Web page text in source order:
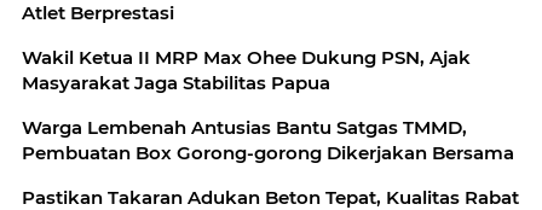
Atlet Berprestasi
Wakil Ketua II MRP Max Ohee Dukung PSN, Ajak
Masyarakat Jaga Stabilitas Papua
Warga Lembenah Antusias Bantu Satgas TMMD,
Pembuatan Box Gorong-gorong Dikerjakan Bersama
Pastikan Takaran Adukan Beton Tepat, Kualitas Rabat